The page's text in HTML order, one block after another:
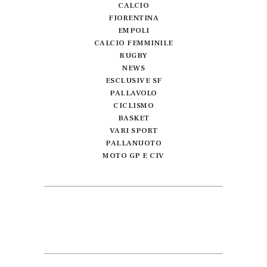
CALCIO
FIORENTINA
EMPOLI
CALCIO FEMMINILE
RUGBY
NEWS
ESCLUSIVE SF
PALLAVOLO
CICLISMO
BASKET
VARI SPORT
PALLANUOTO
MOTO GP E CIV